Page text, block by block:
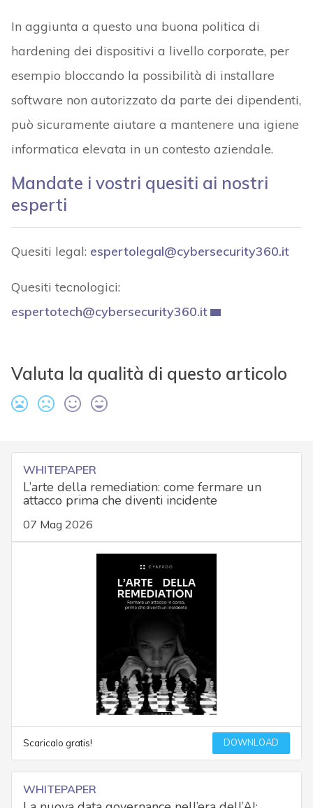
In aggiunta a questo una buona politica di
hardening dei dispositivi a livello corporate, per
esempio bloccando la possibilità di installare
software non autorizzato da parte dei dipendenti,
può sicuramente aiutare a mantenere una igiene
informatica elevata in un contesto aziendale.
Mandate i vostri quesiti ai nostri
esperti
Quesiti legal: espertolegal@cybersecurity360.it
Quesiti tecnologici:
espertotech@cybersecurity360.it
Valuta la qualità di questo articolo
WHITEPAPER
L’arte della remediation: come fermare un
attacco prima che diventi incidente
07 Mag 2026
Scaricalo gratis! DOWNLOAD
WHITEPAPER